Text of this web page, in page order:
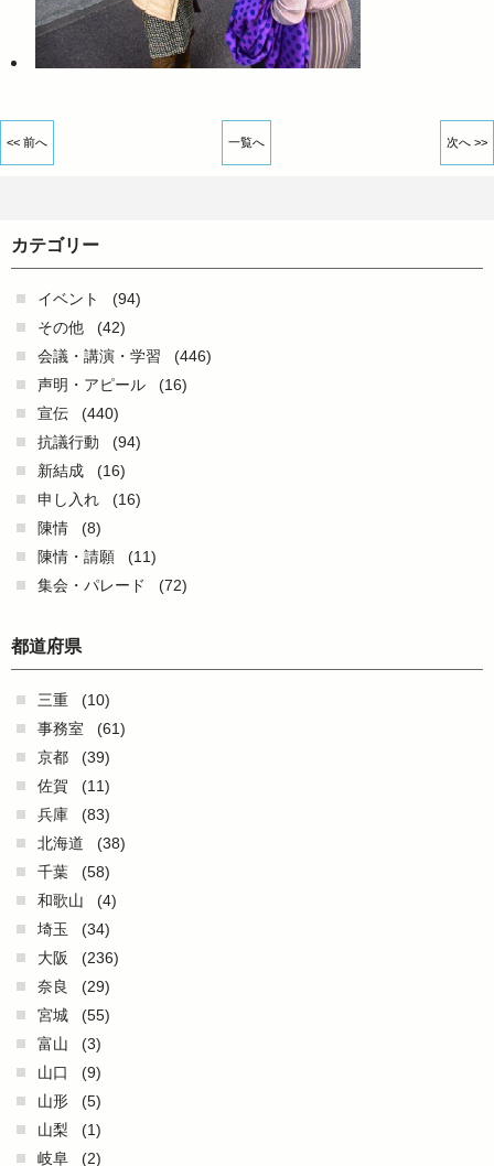
<< 前へ 一覧へ 次へ >>
カテゴリー
イベント
(94)
その他
(42)
会議・講演・学習
(446)
声明・アピール
(16)
宣伝
(440)
抗議行動
(94)
新結成
(16)
申し入れ
(16)
陳情
(8)
陳情・請願
(11)
集会・パレード
(72)
都道府県
三重
(10)
事務室
(61)
京都
(39)
佐賀
(11)
兵庫
(83)
北海道
(38)
千葉
(58)
和歌山
(4)
埼玉
(34)
大阪
(236)
奈良
(29)
宮城
(55)
富山
(3)
山口
(9)
山形
(5)
山梨
(1)
岐阜
(2)